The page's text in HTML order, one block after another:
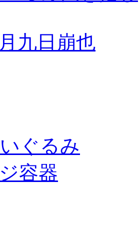
九日崩也
ぐるみ
容器